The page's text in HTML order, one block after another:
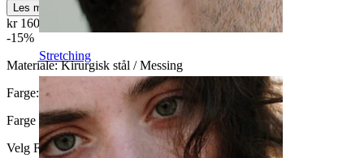
Stretching
Les mer
kr 160,65
kr 189,00
-15%
Materiale:Kirurgisk stål / Messing
Farge: Blank
Farge på sten:
Velg Farge på sten